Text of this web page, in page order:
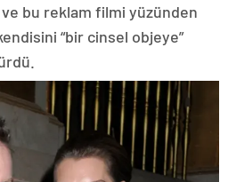
bu reklam filmi yüzünden
“bir cinsel objeye”